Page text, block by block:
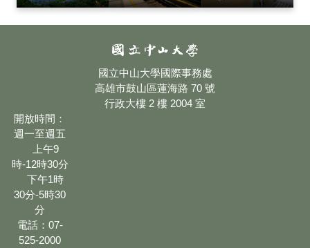
國立中山大學國際事務處
高雄市鼓山區蓮海路 70 號
行政大樓 2 樓 2004 室
開放時間：
週一至週五
上午9
時-12時30分
下午1時
30分-5時30
分
電話：07-
525-2000